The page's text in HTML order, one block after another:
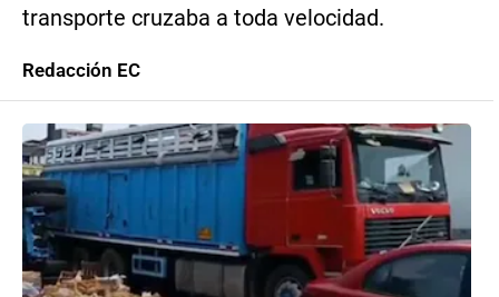
transporte cruzaba a toda velocidad.
Redacción EC